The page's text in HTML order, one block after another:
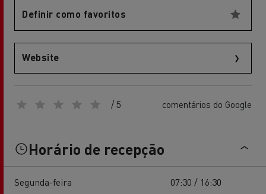
Definir como favoritos
Website
/ 5 comentários do Google
Horário de recepção
Segunda-feira
07:30 / 16:30